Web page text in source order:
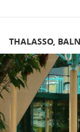
THALASSO,